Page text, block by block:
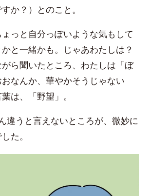
か？）とのこと。
っと自分っぽいような気もして
と一緒かも。じゃあわたしは？
ら聞いたところ、わたしは「ぼ
なんか、華やかそうじゃない
は、「野望」。
違うと言えないところが、微妙に
た。